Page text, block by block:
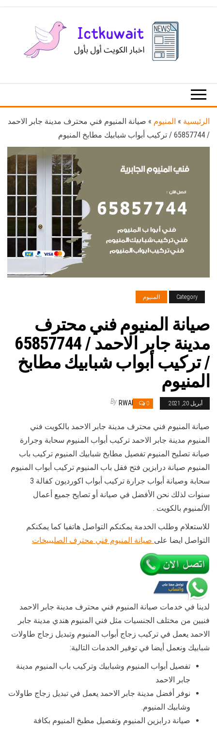
الكويت
الرئيسية » المنيوم » صيانة المنيوم فني محترف مدينة جابر الاحمد
/ 65857744 / تركيب أبواب شبابيك مطابخ المنيوم
Category المنيوم
صيانة المنيوم فني محترف
مدينة جابر الاحمد / 65857744
/ تركيب أبواب شبابيك مطابخ
المنيوم
أبريل 20, 2021 0
By RWAN
صيانة المنيوم فني محترف مدينة جابر الاحمد بالكويت فني
المنيوم مدينة جابر الاحمد تركيب أبواب المنيوم سحابة وجرارة
صيانة تصليح المنيوم تفصيل مطابخ شبابيك المنيوم تركيب باب
المنيوم صيانة درابزين فتح فقل باب المنيوم تركيب أبواب المنيوم
سحابة وصيانة أبواب جرارة تركيب أبواب اكورديون كفالة 3
سنوات لذلك نحن الأفضل في صيانة أو تصايح جميع أعمال
الألمنيوم بالكويت .
للاستعلام وطلب الخدمة يمكنكم التواصل هاتفيا كما يمكنكم
التواصل ايضا على صيانة المنيوم فني محترف الصليبيخات
لدينا في خدمات صيانة المنيوم فني محترف مدينة جابر الاحمد
فنيين من مختلف الجنسيات مثل فني المنيوم هندي مدينة جابر
الاحمد يعمل في تركيب زجاج أبواب المنيوم وتبديل زجاج طاولات
شبابيك ونعمل أيضا في توفير الخدمات التالية:
تفصيل أبواب المنيوم وشبابيك وتركيب باب المنيوم مدينة
جابر الاحمد
نوفر أفضل مدينة جابر الاحمد يعمل في تبديل زجاج طاولات
وشابيك المنيوم.
صيانة درابزين المنيوم وتفصيل مطبخ المنيوم بكافة